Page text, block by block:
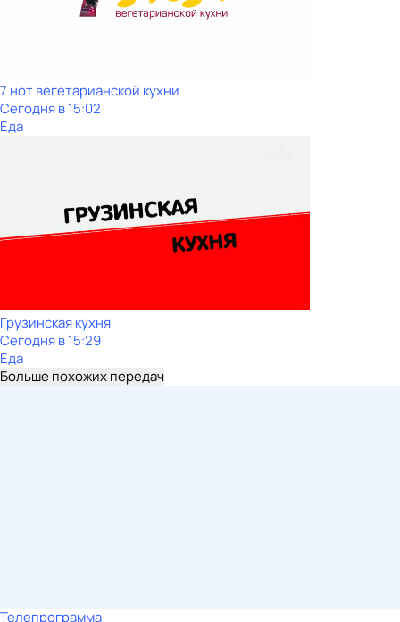
7 нот вегетарианской кухни
Сегодня в 15:02
Еда
Грузинская кухня
Сегодня в 15:29
Еда
Больше похожих передач
Телепрограмма